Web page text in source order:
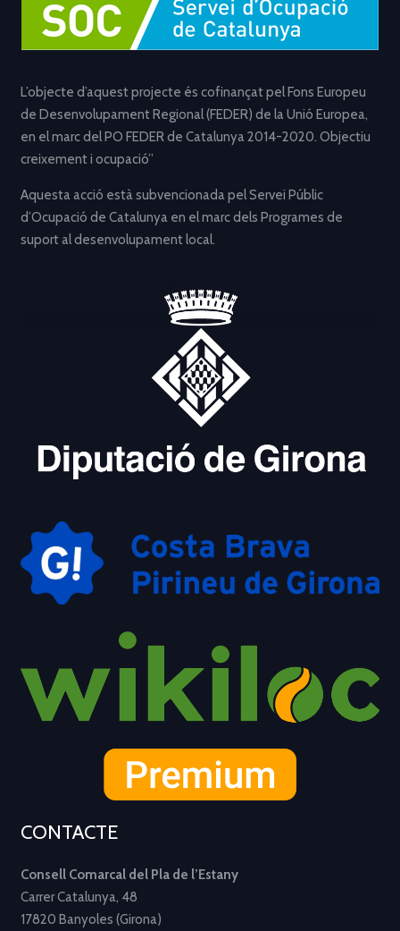
L’objecte d’aquest projecte és cofinançat pel Fons Europeu
de Desenvolupament Regional (FEDER) de la Unió Europea,
en el marc del PO FEDER de Catalunya 2014-2020. Objectiu
creixement i ocupació”
Aquesta acció està subvencionada pel Servei Públic
d’Ocupació de Catalunya en el marc dels Programes de
suport al desenvolupament local.
CONTACTE
Consell Comarcal del Pla de l’Estany
Carrer Catalunya, 48
17820 Banyoles (Girona)